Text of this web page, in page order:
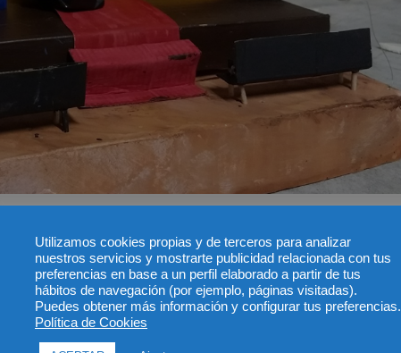
Utilizamos cookies propias y de terceros para analizar
nuestros servicios y mostrarte publicidad relacionada con tus
preferencias en base a un perfil elaborado a partir de tus
hábitos de navegación (por ejemplo, páginas visitadas).
Puedes obtener más información y configurar tus preferencias.
Política de Cookies